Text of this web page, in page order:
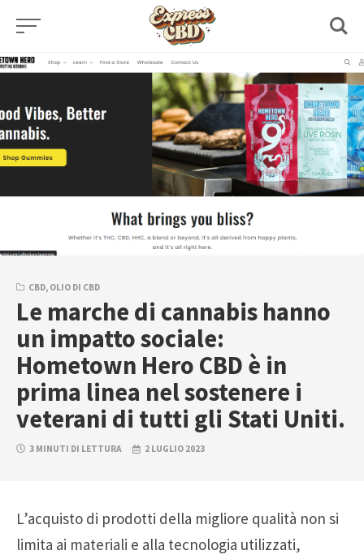
Skip
content
CBD, OLIO DI CBD
Le marche di cannabis hanno
un impatto sociale:
Hometown Hero CBD è in
prima linea nel sostenere i
veterani di tutti gli Stati Uniti.
3 MINUTI DI LETTURA 2 LUGLIO 2023
L’acquisto di prodotti della migliore qualità non si
limita ai materiali e alla tecnologia utilizzati,